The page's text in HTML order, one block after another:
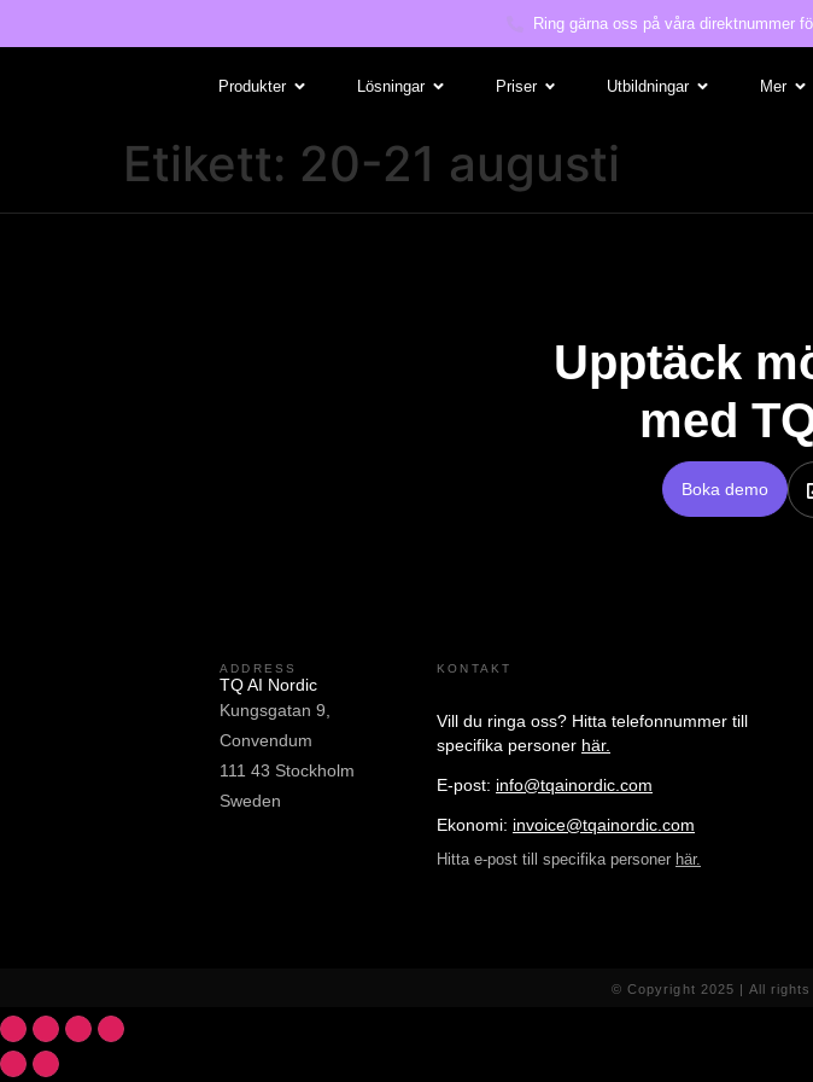
Ring gärna oss på våra direktnummer
Produkter Lösningar Priser Utbildningar Mer
Etikett: 20-21 augusti
Upptäck
med
Boka demo
ADDRESS
TQ AI Nordic
Kungsgatan 9,
Convendum
111 43 Stockholm
Sweden
KONTAKT
Vill du ringa oss? Hitta telefonnummer till
specifika personer här.
E-post: info@tqainordic.com
Ekonomi: invoice@tqainordic.com
Hitta e-post till specifika personer här.
© Copyright 2025 | All